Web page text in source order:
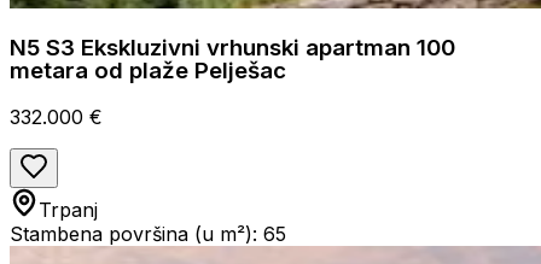
N5 S3 Ekskluzivni vrhunski apartman 100
metara od plaže Pelješac
332.000 €
Trpanj
Stambena površina (u m²): 65